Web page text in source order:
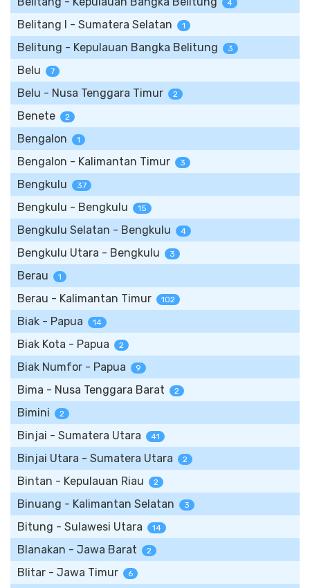
4
Belitang I - Sumatera Selatan 1
Belitung - Kepulauan Bangka Belitung 3
Belu 7
Belu - Nusa Tenggara Timur 2
Benete 2
Bengalon 1
Bengalon - Kalimantan Timur 3
Bengkulu 37
Bengkulu - Bengkulu 15
Bengkulu Selatan - Bengkulu 4
Bengkulu Utara - Bengkulu 3
Berau 1
Berau - Kalimantan Timur 102
Biak - Papua 14
Biak Kota - Papua 2
Biak Numfor - Papua 9
Bima - Nusa Tenggara Barat 2
Bimini 2
Binjai - Sumatera Utara 41
Binjai Utara - Sumatera Utara 2
Bintan - Kepulauan Riau 2
Binuang - Kalimantan Selatan 3
Bitung - Sulawesi Utara 14
Blanakan - Jawa Barat 2
Blitar - Jawa Timur 6